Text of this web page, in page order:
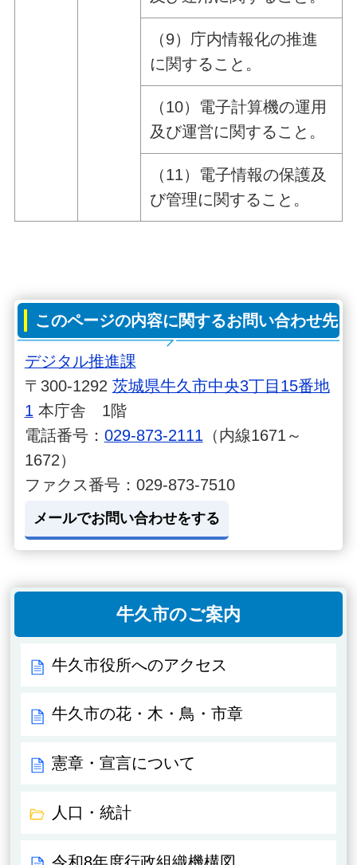
（9）庁内情報化の推進
に関すること。
（10）電子計算機の運用
及び運営に関すること。
（11）電子情報の保護及
び管理に関すること。
このページの内容に関するお問い合わせ先
デジタル推進課
〒300-1292 茨城県牛久市中央3丁目15番地
1 本庁舎 1階
電話番号： 029-873-2111 （内線1671～
1672）
ファクス番号：029-873-7510
メールでお問い合わせをする
牛久市のご案内
牛久市役所へのアクセス
牛久市の花・木・鳥・市章
憲章・宣言について
人口・統計